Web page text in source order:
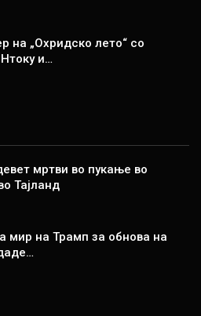
на „Охридско лето“ со
и…
мртви во пукање во
Тајланд
мир на Трамп за обнова на